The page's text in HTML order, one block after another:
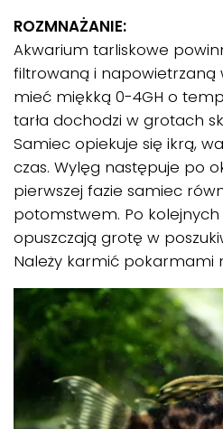
ROZMNAŻANIE:
Akwarium tarliskowe
filtrowaną i napowietrzaną
mieć miękką 0-4GH o
tarła dochodzi w grotach
Samiec opiekuje się ikrą,
czas. Wylęg następuje po
pierwszej fazie samiec
potomstwem. Po kolejnych
opuszczają grotę w
Należy karmić pokarmami